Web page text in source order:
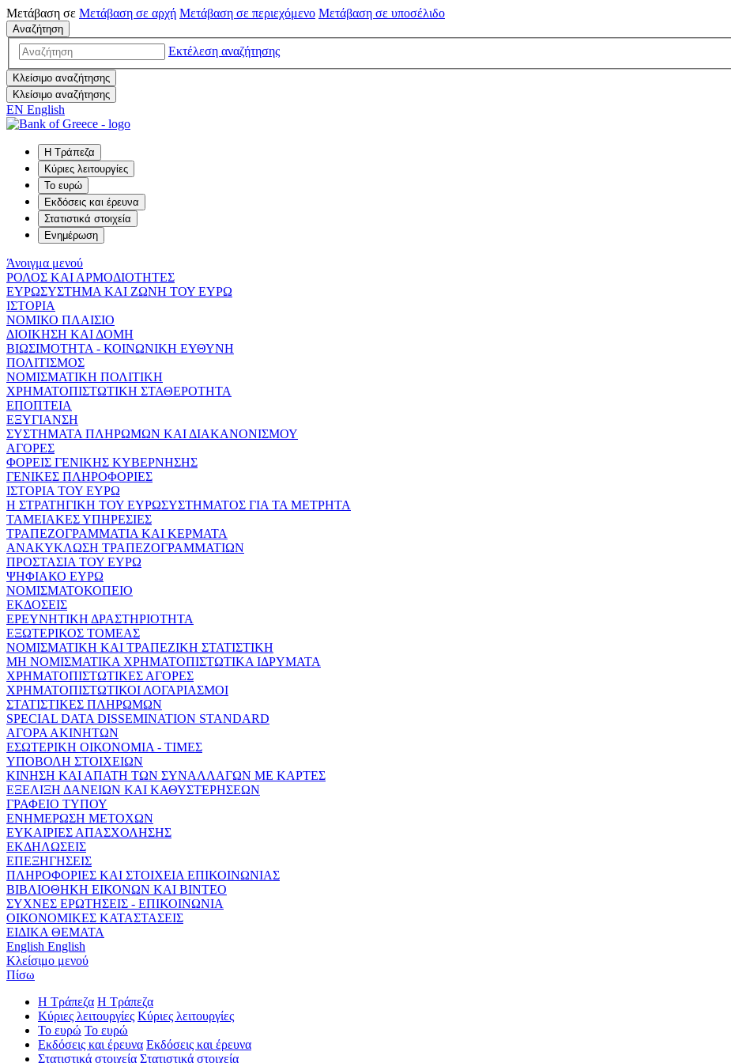
Μετάβαση σε Μετάβαση σε αρχή Μετάβαση σε περιεχόμενο Μετάβαση σε υποσέλιδο
Αναζήτηση
Εκτέλεση αναζήτησης
Κλείσιμο αναζήτησης
Κλείσιμο αναζήτησης
EN English
Η Τράπεζα
Κύριες λειτουργίες
Το ευρώ
Εκδόσεις και έρευνα
Στατιστικά στοιχεία
Ενημέρωση
Άνοιγμα μενού
ΡΟΛΟΣ ΚΑΙ ΑΡΜΟΔΙΟΤΗΤΕΣ
ΕΥΡΩΣΥΣΤΗΜΑ ΚΑΙ ΖΩΝΗ ΤΟΥ ΕΥΡΩ
ΙΣΤΟΡΙΑ
ΝΟΜΙΚΟ ΠΛΑΙΣΙΟ
ΔΙΟΙΚΗΣΗ ΚΑΙ ΔΟΜΗ
ΒΙΩΣΙΜΟΤΗΤΑ - ΚΟΙΝΩΝΙΚΗ ΕΥΘΥΝΗ
ΠΟΛΙΤΙΣΜΟΣ
ΝΟΜΙΣΜΑΤΙΚΗ ΠΟΛΙΤΙΚΗ
ΧΡΗΜΑΤΟΠΙΣΤΩΤΙΚΗ ΣΤΑΘΕΡΟΤΗΤΑ
ΕΠΟΠΤΕΙΑ
ΕΞΥΓΙΑΝΣΗ
ΣΥΣΤΗΜΑΤΑ ΠΛΗΡΩΜΩΝ ΚΑΙ ΔΙΑΚΑΝΟΝΙΣΜΟΥ
ΑΓΟΡΕΣ
ΦΟΡΕΙΣ ΓΕΝΙΚΗΣ ΚΥΒΕΡΝΗΣΗΣ
ΓΕΝΙΚΕΣ ΠΛΗΡΟΦΟΡΙΕΣ
ΙΣΤΟΡΙΑ ΤΟΥ ΕΥΡΩ
Η ΣΤΡΑΤΗΓΙΚΗ ΤΟΥ ΕΥΡΩΣΥΣΤΗΜΑΤΟΣ ΓΙΑ ΤΑ ΜΕΤΡΗΤΑ
ΤΑΜΕΙΑΚΕΣ ΥΠΗΡΕΣΙΕΣ
ΤΡΑΠΕΖΟΓΡΑΜΜΑΤΙΑ ΚΑΙ ΚΕΡΜΑΤΑ
ΑΝΑΚΥΚΛΩΣΗ ΤΡΑΠΕΖΟΓΡΑΜΜΑΤΙΩΝ
ΠΡΟΣΤΑΣΙΑ ΤΟΥ ΕΥΡΩ
ΨΗΦΙΑΚΟ ΕΥΡΩ
ΝΟΜΙΣΜΑΤΟΚΟΠΕΙΟ
ΕΚΔΟΣΕΙΣ
ΕΡΕΥΝΗΤΙΚΗ ΔΡΑΣΤΗΡΙΟΤΗΤΑ
ΕΞΩΤΕΡΙΚΟΣ ΤΟΜΕΑΣ
ΝΟΜΙΣΜΑΤΙΚΗ ΚΑΙ ΤΡΑΠΕΖΙΚΗ ΣΤΑΤΙΣΤΙΚΗ
ΜΗ ΝΟΜΙΣΜΑΤΙΚΑ ΧΡΗΜΑΤΟΠΙΣΤΩΤΙΚΑ ΙΔΡΥΜΑΤΑ
ΧΡΗΜΑΤΟΠΙΣΤΩΤΙΚΕΣ ΑΓΟΡΕΣ
ΧΡΗΜΑΤΟΠΙΣΤΩΤΙΚΟΙ ΛΟΓΑΡΙΑΣΜΟΙ
ΣΤΑΤΙΣΤΙΚΕΣ ΠΛΗΡΩΜΩΝ
SPECIAL DATA DISSEMINATION STANDARD
ΑΓΟΡΑ ΑΚΙΝΗΤΩΝ
ΕΣΩΤΕΡΙΚΗ ΟΙΚΟΝΟΜΙΑ - ΤΙΜΕΣ
ΥΠΟΒΟΛΗ ΣΤΟΙΧΕΙΩΝ
ΚΙΝΗΣΗ ΚΑΙ ΑΠΑΤΗ ΤΩΝ ΣΥΝΑΛΛΑΓΩΝ ΜΕ ΚΑΡΤΕΣ
ΕΞΕΛΙΞΗ ΔΑΝΕΙΩΝ ΚΑΙ ΚΑΘΥΣΤΕΡΗΣΕΩΝ
ΓΡΑΦΕΙΟ ΤΥΠΟΥ
ΕΝΗΜΕΡΩΣΗ ΜΕΤΟΧΩΝ
ΕΥΚΑΙΡΙΕΣ ΑΠΑΣΧΟΛΗΣΗΣ
ΕΚΔΗΛΩΣΕΙΣ
ΕΠΕΞΗΓΗΣΕΙΣ
ΠΛΗΡΟΦΟΡΙΕΣ ΚΑΙ ΣΤΟΙΧΕΙΑ ΕΠΙΚΟΙΝΩΝΙΑΣ
ΒΙΒΛΙΟΘΗΚΗ ΕΙΚΟΝΩΝ ΚΑΙ ΒΙΝΤΕΟ
ΣΥΧΝΕΣ ΕΡΩΤΗΣΕΙΣ - ΕΠΙΚΟΙΝΩΝΙΑ
ΟΙΚΟΝΟΜΙΚΕΣ ΚΑΤΑΣΤΑΣΕΙΣ
ΕΙΔΙΚΑ ΘΕΜΑΤΑ
English English
Κλείσιμο μενού
Πίσω
Η Τράπεζα Η Τράπεζα
Κύριες λειτουργίες Κύριες λειτουργίες
Το ευρώ Το ευρώ
Εκδόσεις και έρευνα Εκδόσεις και έρευνα
Στατιστικά στοιχεία Στατιστικά στοιχεία